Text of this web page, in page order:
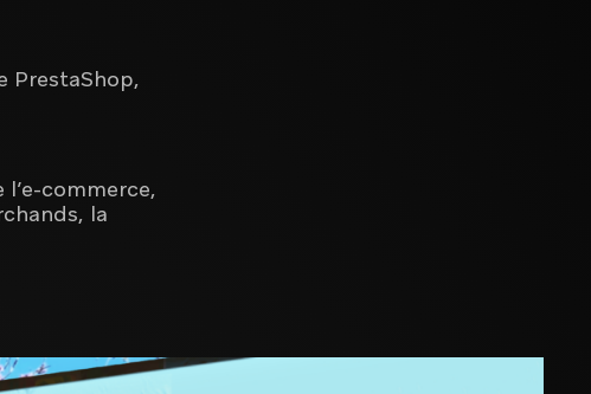
PrestaShop,
commerce,
la